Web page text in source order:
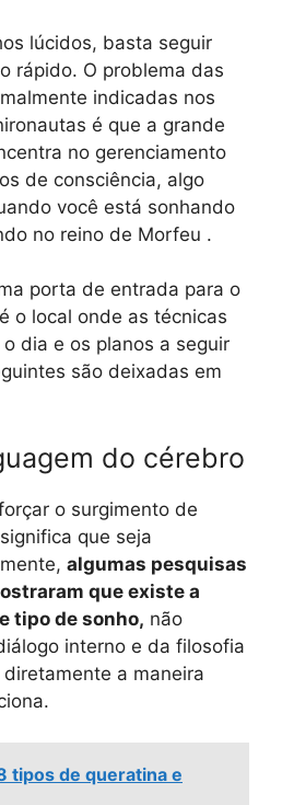
lúcidos, basta seguir
rápido. O problema das
indicadas nos
é que a grande
no gerenciamento
de consciência, algo
você está sonhando
no reino de Morfeu .
porta de entrada para o
o local onde as técnicas
dia e os planos a seguir
são deixadas em
do cérebro
o surgimento de
que seja
algumas pesquisas
que existe a
tipo de sonho, não
interno e da filosofia
a maneira
tipos de queratina e